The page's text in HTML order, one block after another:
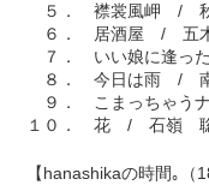
５． 襟裳風岬 /
６． 居酒屋 / 五木
７． いい娘に逢っ
８． 今日は雨 /
９． こまっちゃ
１０． 花 / 石嶺
【hanashikaの時間｡（